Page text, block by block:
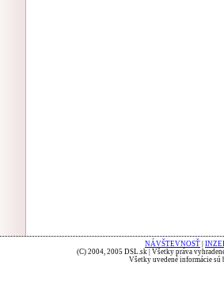
NÁVŠTEVNOSŤ
(C) 2004, 2005 DSL.sk | Všetky práva
Všetky uvedené informácie sú